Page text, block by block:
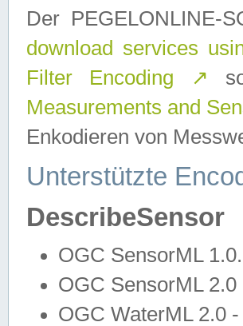
Der PEGELONLINE-
download services
Filter Encoding
↗
Measurements and
Enkodieren von
Unterstützte
DescribeSensor
OGC SensorML
OGC SensorML 2.0
OGC WaterML 2.0